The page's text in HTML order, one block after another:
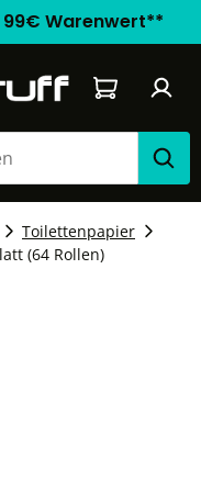
Warenwert**
Warenkorb
Toilettenpapier
(64 Rollen)